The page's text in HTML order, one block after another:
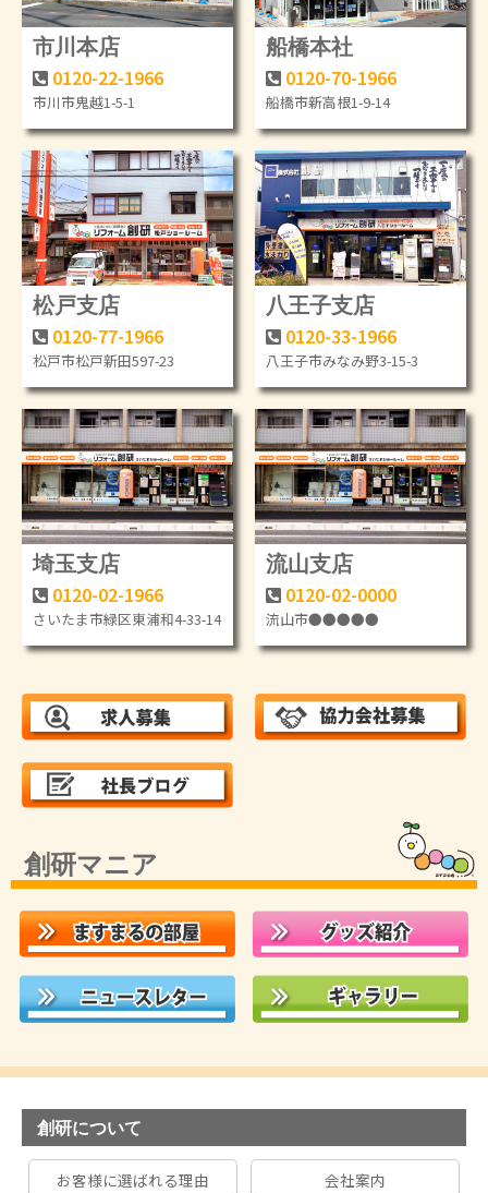
市川本店
0120-22-1966
市川市鬼越1-5-1
船橋本社
0120-70-1966
船橋市新高根1-9-14
松戸支店
0120-77-1966
松戸市松戸新田597-23
八王子支店
0120-33-1966
八王子市みなみ野3-15-3
埼玉支店
0120-02-1966
さいたま市緑区東浦和4-33-14
流山支店
0120-02-0000
流山市●●●●●
創研マニア
創研について
お客様に選ばれる理由 会社案内